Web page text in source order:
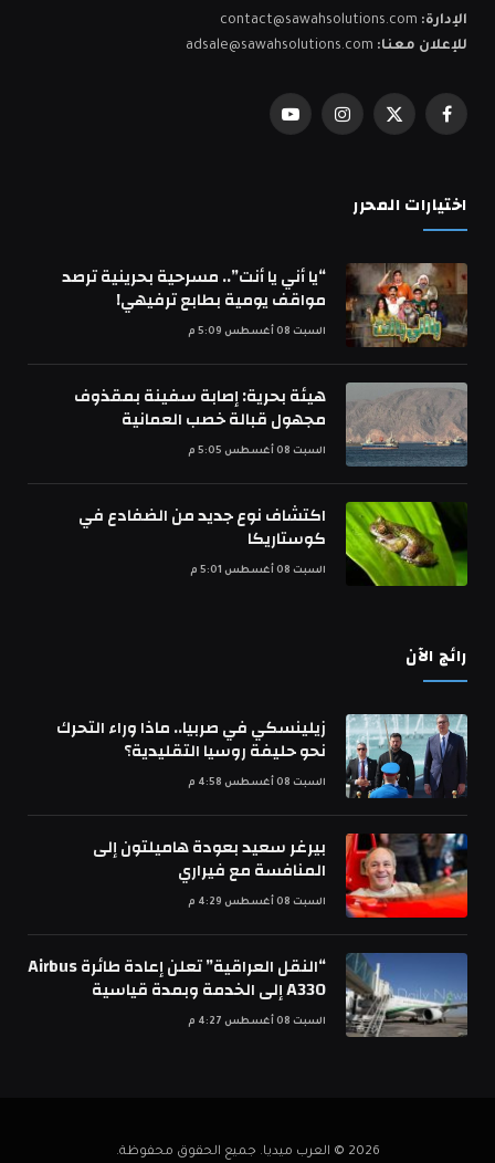
الإدارة: contact@sawahsolutions.com
للإعلان معنا: adsale@sawahsolutions.com
فيسبوكX
الانستغراميوتيوب
اختيارات المحرر
“يا أني يا أنت”.. مسرحية بحرينية ترصد
مواقف يومية بطابع ترفيهي!
السبت 08 أغسطس 5:09 م
هيئة بحرية: إصابة سفينة بمقذوف
مجهول قبالة خصب العمانية
السبت 08 أغسطس 5:05 م
اكتشاف نوع جديد من الضفادع في
كوستاريكا
السبت 08 أغسطس 5:01 م
رائج الآن
زيلينسكي في صربيا.. ماذا وراء التحرك
نحو حليفة روسيا التقليدية؟
السبت 08 أغسطس 4:58 م
بيرغر سعيد بعودة هاميلتون إلى
المنافسة مع فيراري
السبت 08 أغسطس 4:29 م
“النقل العراقية” تعلن إعادة طائرة Airbus
A330 إلى الخدمة وبمدة قياسية
السبت 08 أغسطس 4:27 م
2026 © العرب ميديا. جميع الحقوق محفوظة.